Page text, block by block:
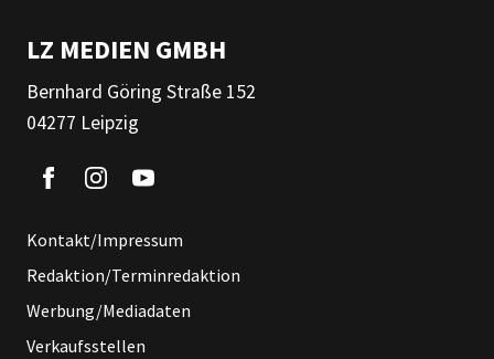
LZ MEDIEN GMBH
Bernhard Göring Straße 152
04277 Leipzig
Kontakt/Impressum
Redaktion/Terminredaktion
Werbung/Mediadaten
Verkaufsstellen